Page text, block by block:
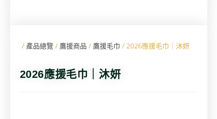
/ 產品總覽/ 鷹援商品 / 鷹援毛巾 / 2026應援毛巾｜沐妍
2026應援毛巾｜沐妍